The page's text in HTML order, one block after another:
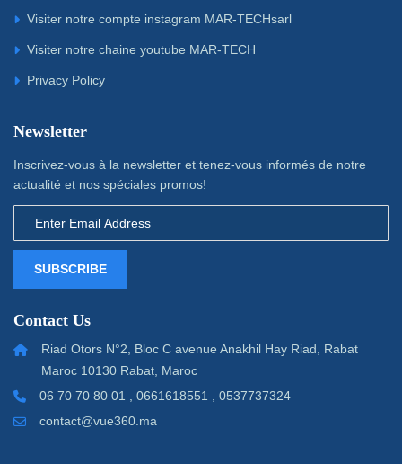
Visiter notre compte instagram MAR-TECHsarl
Visiter notre chaine youtube MAR-TECH
Privacy Policy
Newsletter
Inscrivez-vous à la newsletter et tenez-vous informés de notre
actualité et nos spéciales promos!
SUBSCRIBE
Contact Us
Riad Otors N°2, Bloc C avenue Anakhil Hay Riad, Rabat
Maroc 10130 Rabat, Maroc
06 70 70 80 01 , 0661618551 , 0537737324
contact@vue360.ma